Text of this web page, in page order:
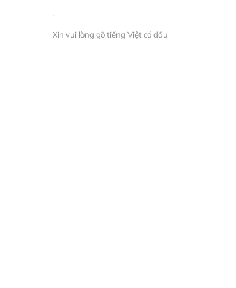
Xin vui lòng gõ tiếng Việt có dấu